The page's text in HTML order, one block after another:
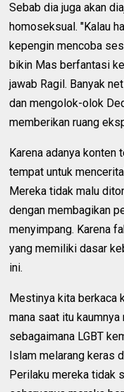
Sebab dia juga akan
homoseksual. "Kalau
kepengin mencoba
bikin Mas berfantasi
jawab Ragil. Banyak
dan mengolok-olok
memberikan ruang
Karena adanya konten
tempat untuk
Mereka tidak malu
dengan membagikan
menyimpang. Karena
yang memiliki dasar
ini.
Mestinya kita berkaca
mana saat itu
sebagaimana LGBT
Islam melarang keras
Perilaku mereka tidak